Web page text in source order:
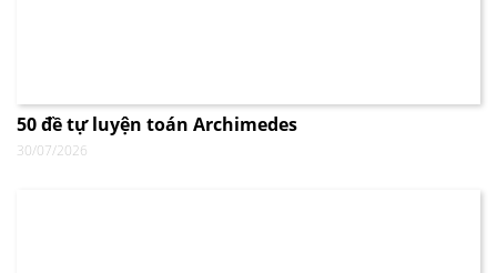
50 đề tự luyện toán Archimedes
30/07/2026